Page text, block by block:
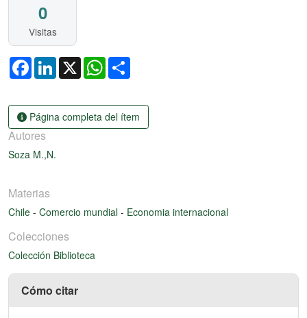
0
Visitas
FacebookLinkedIn
X WhatsApp
Página completa del ítem
Autores
Soza M.,N.
Materias
Chile - Comercio mundial - Economia internacional
Colecciones
Colección Biblioteca
Cómo citar